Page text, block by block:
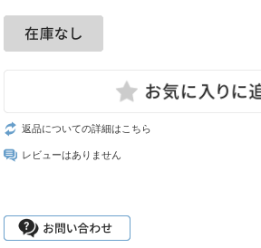
返品についての詳細はこちら
レビューはありません